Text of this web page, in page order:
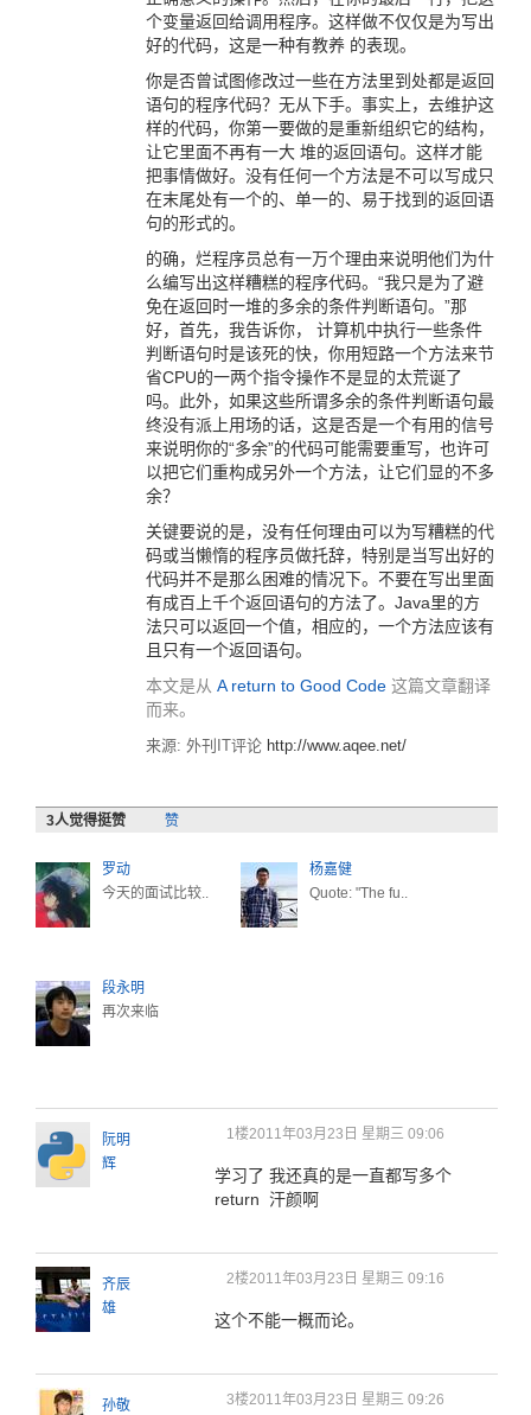
个变量返回给调用程序。这样做不仅仅是为写出
好的代码，这是一种有教养 的表现。
你是否曾试图修改过一些在方法里到处都是返回
语句的程序代码？无从下手。事实上，去维护这
样的代码，你第一要做的是重新组织它的结构，
让它里面不再有一大 堆的返回语句。这样才能
把事情做好。没有任何一个方法是不可以写成只
在末尾处有一个的、单一的、易于找到的返回语
句的形式的。
的确，烂程序员总有一万个理由来说明他们为什
么编写出这样糟糕的程序代码。“我只是为了避
免在返回时一堆的多余的条件判断语句。”那
好，首先，我告诉你， 计算机中执行一些条件
判断语句时是该死的快，你用短路一个方法来节
省CPU的一两个指令操作不是显的太荒诞了
吗。此外，如果这些所谓多余的条件判断语句最
终没有派上用场的话，这是否是一个有用的信号
来说明你的“多余”的代码可能需要重写，也许可
以把它们重构成另外一个方法，让它们显的不多
余？
关键要说的是，没有任何理由可以为写糟糕的代
码或当懒惰的程序员做托辞，特别是当写出好的
代码并不是那么困难的情况下。不要在写出里面
有成百上千个返回语句的方法了。Java里的方
法只可以返回一个值，相应的，一个方法应该有
且只有一个返回语句。
本文是从 A return to Good Code 这篇文章翻译
而来。
来源: 外刊IT评论 http://www.aqee.net/
3人觉得挺赞 赞
罗动
今天的面试比较..
杨嘉健
Quote: "The fu..
段永明
再次来临
阮明
辉
1楼2011年03月23日 星期三 09:06
学习了 我还真的是一直都写多个
return 汗颜啊
齐辰
雄
2楼2011年03月23日 星期三 09:16
这个不能一概而论。
孙敬
3楼2011年03月23日 星期三 09:26